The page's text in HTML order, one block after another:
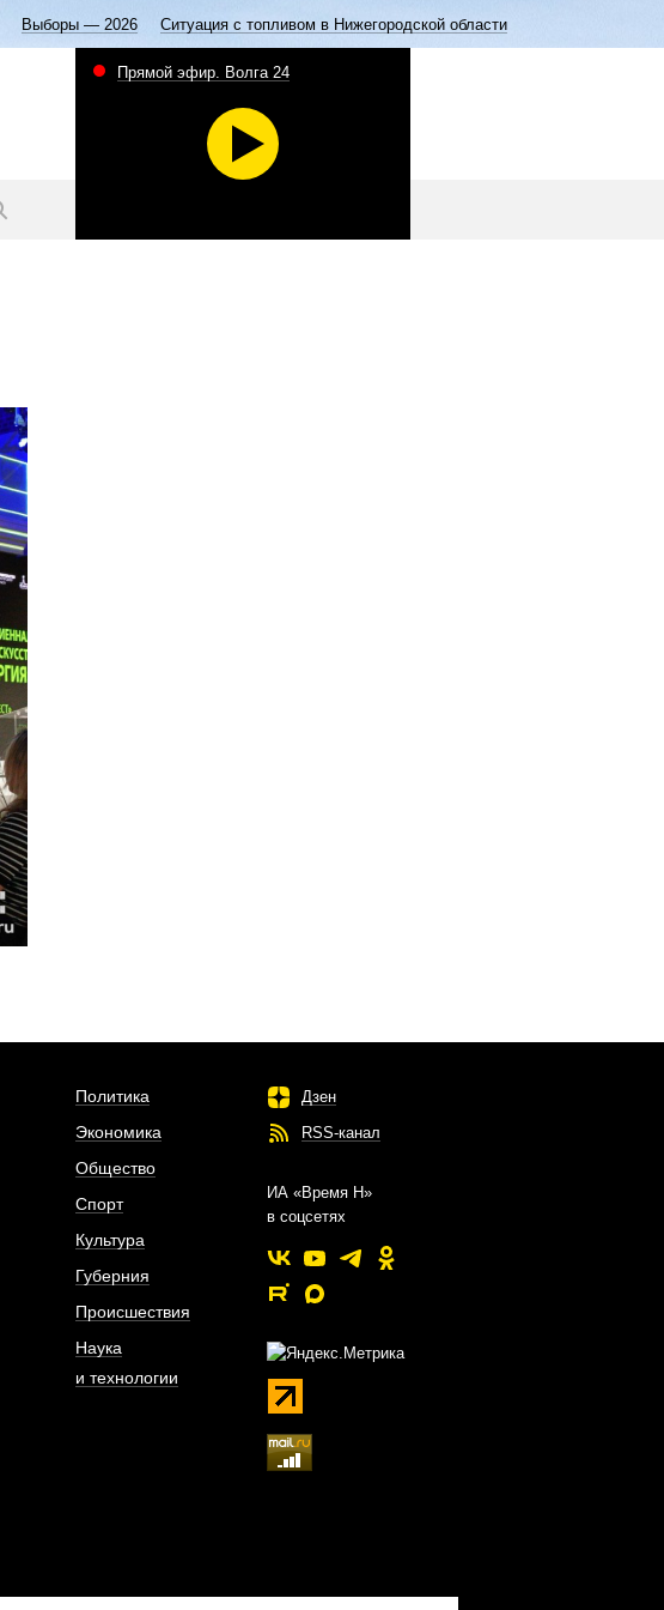
Выборы — 2026 Ситуация с топливом в Нижегородской области
Прямой эфир. Волга 24
Политика
Экономика
Общество
Спорт
Культура
Губерния
Происшествия
Наука
и технологии
Дзен
RSS-канал
ИА «Время Н»
в соцсетях